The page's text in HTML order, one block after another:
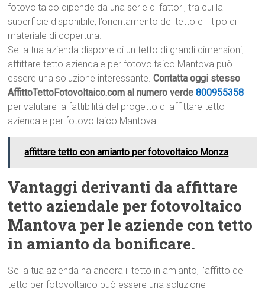
fotovoltaico dipende da una serie di fattori, tra cui la
superficie disponibile, l’orientamento del tetto e il tipo di
materiale di copertura.
Se la tua azienda dispone di un tetto di grandi dimensioni,
affittare tetto aziendale per fotovoltaico Mantova può
essere una soluzione interessante.Contatta oggi stesso
AffittoTettoFotovoltaico.com al numero verde800955358
per valutare la fattibilità del progetto di affittare tetto
aziendale per fotovoltaico Mantova .
affittare tetto con amianto per fotovoltaico Monza
Vantaggi derivanti da affittare
tetto aziendale per fotovoltaico
Mantova per le aziende con tetto
in amianto da bonificare.
Se la tua azienda ha ancora il tetto in amianto, l’affitto del
tetto per fotovoltaico può essere una soluzione